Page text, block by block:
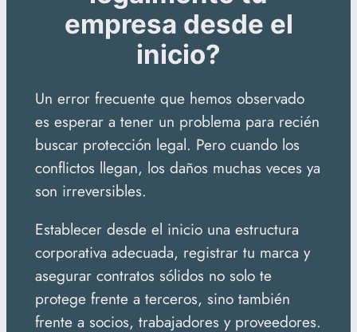
empresa desde el
inicio?
Un error frecuente que hemos observado
es esperar a tener un problema para recién
buscar protección legal. Pero cuando los
conflictos llegan, los daños muchas veces ya
son irreversibles.
Establecer desde el inicio una estructura
corporativa adecuada, registrar tu marca y
asegurar contratos sólidos no solo te
protege frente a terceros, sino también
frente a socios, trabajadores y proveedores.